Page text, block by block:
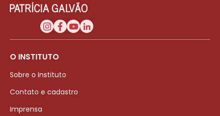
O INSTITUTO
Sobre o Instituto
Contato e cadastro
Imprensa